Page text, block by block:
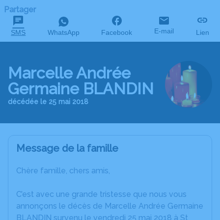
Partager
SMS WhatsApp Facebook E-mail Lien
Marcelle Andrée
Germaine BLANDIN
décédée le 25 mai 2018
Message de la famille
Chère famille, chers amis,
C’est avec une grande tristesse que nous vous
annonçons le décès de Marcelle Andrée Germaine
BLANDIN survenu le vendredi 25 mai 2018 à St